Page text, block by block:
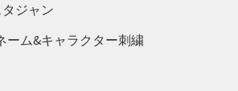
ジャン
ーム&キャラクター刺繍